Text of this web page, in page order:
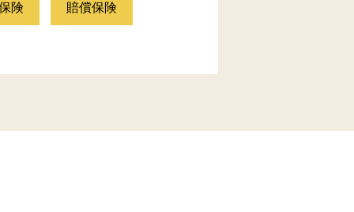
険 賠償保険